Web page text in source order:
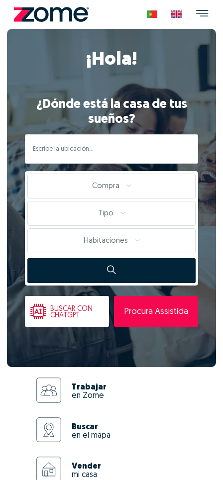
¡Hola!
¿Dónde está la casa de tus
sueños?
Compra
Tipo
Habitaciones
BUSCAR CON
CHATGPT
Procura Assistida
Trabajar
en Zome
Buscar
en el mapa
Vender
mi casa